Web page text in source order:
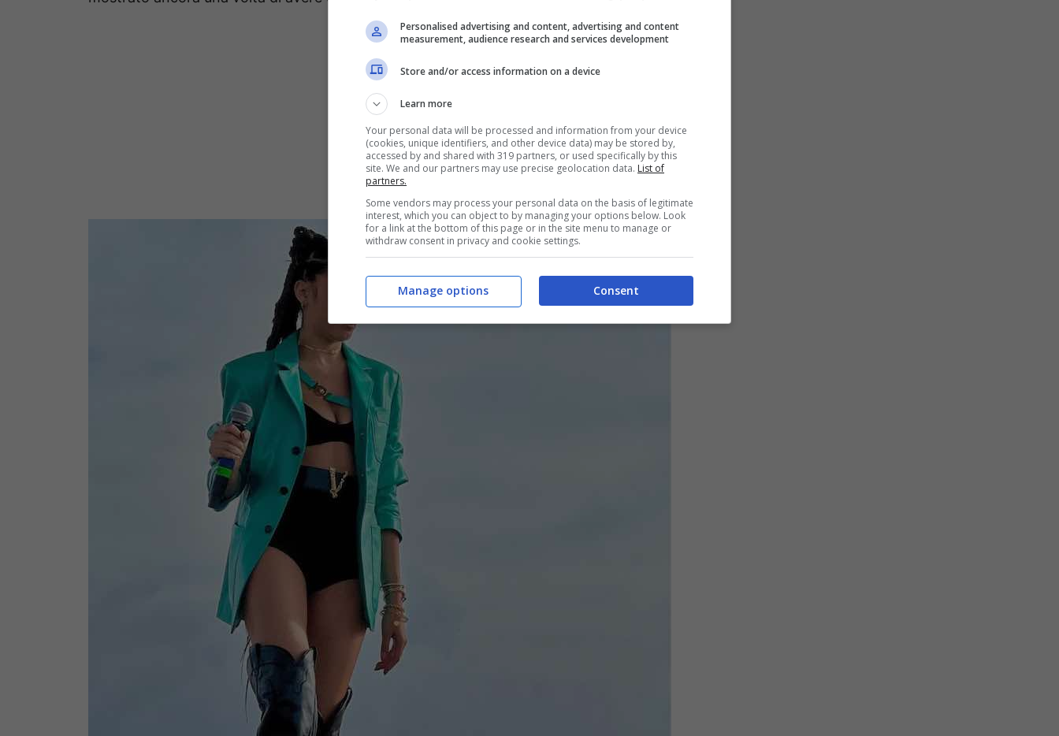
Personalised advertising and content, advertising and content
measurement, audience research and services development
Store and/or access information on a device
Learn more
Your personal data will be processed and information from your device
(cookies, unique identifiers, and other device data) may be stored by,
accessed by and shared with 319 partners, or used specifically by this
site. We and our partners may use precise geolocation data. List of
partners.
Some vendors may process your personal data on the basis of legitimate
interest, which you can object to by managing your options below. Look
for a link at the bottom of this page or in the site menu to manage or
withdraw consent in privacy and cookie settings.
Consent
Manage options